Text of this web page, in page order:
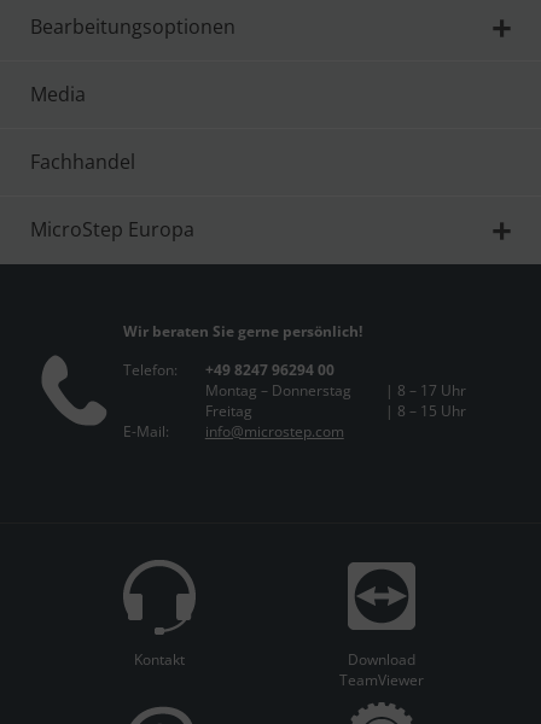
Bearbeitungsoptionen
Media
Fachhandel
MicroStep Europa
Wir beraten Sie gerne persönlich!
Telefon:
+49 8247 96294 00
Montag – Donnerstag
| 8 – 17 Uhr
Freitag
| 8 – 15 Uhr
E-Mail:
info@microstep.com
Kontakt
Download
TeamViewer